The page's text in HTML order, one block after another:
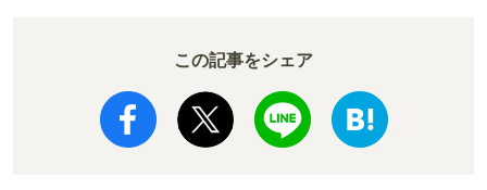
この記事をシェア